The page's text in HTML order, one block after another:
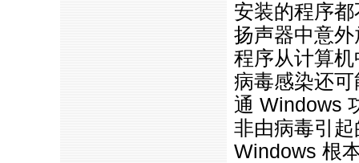
安装的程序
扬声器中意
程序从计算
病毒感染还
通 Windows
非由病毒引
Windows 根